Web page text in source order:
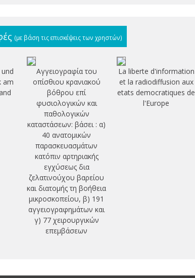
(με βάση τις επισκέψεις των χρηστών)
am
Αγγειογραφία του
οπίσθιου κρανιακού
βόθρου επί
φυσιολογικών και
παθολογικών
καταστάσεων: βάσει : α)
40 ανατομικών
παρασκευασμάτων
κατόπιν αρτηριακής
εγχύσεως δια
ζελατινούχου βαρείου
και διατομής τη βοήθεια
μικροσκοπείου, β) 191
αγγειογραφημάτων και
γ) 77 χειρουργικών
επεμβάσεων
La liberte d'information
et la radiodiffusion aux
etats democratiques de
l'Europe